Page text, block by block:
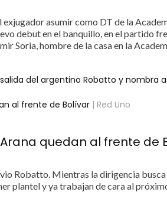
exjugador asumir como DT de la
debut en el banquillo, en el partido
Soria, hombre de la casa en la
del argentino Robatto y nombra
al frente de Bolívar | Red Uno
quedan al frente de
Robatto. Mientras la dirigencia
plantel y ya trabajan de cara al